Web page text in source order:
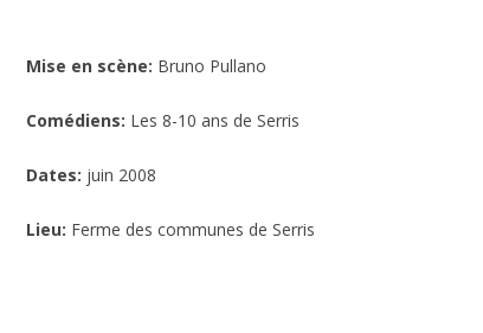
Mise en scène: Bruno Pullano
Comédiens: Les 8-10 ans de Serris
Dates: juin 2008
Lieu: Ferme des communes de Serris